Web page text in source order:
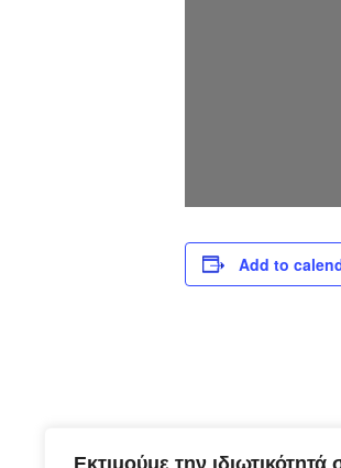
Εκτιμούμε την ιδιωτικότητά
Add to